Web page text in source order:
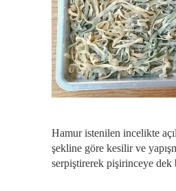
Hamur istenilen incelikte
şekline göre kesilir ve
serpiştirerek pişirinceye dek